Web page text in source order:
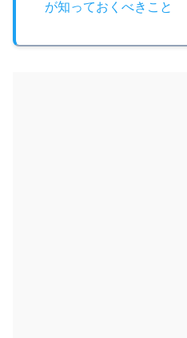
が知っておくべきこと